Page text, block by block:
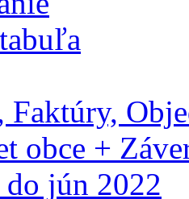
Faktúry,
obce +
jún 2022